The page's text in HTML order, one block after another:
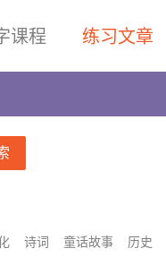
课程 练习文章
诗词 童话故事 历史